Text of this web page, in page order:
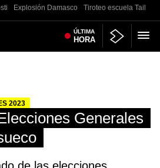
Explosión Damasco Tiroteo escuela
ÚLTIMA
HORA
2023
Generales